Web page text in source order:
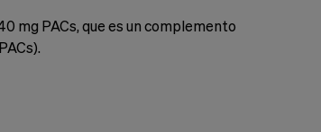
mg PACs, que es un complemento